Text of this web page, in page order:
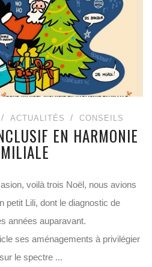
ACTUALITÉS CONSEILS
EN HARMONIE
voilà trois Noël, nous avions
petit Lili, dont le diagnostic de
années auparavant.
ses aménagements à privilégier
le spectre ...